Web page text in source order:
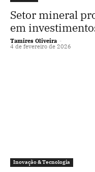
Setor mineral
em
Tamires Oliveira -
4 de fevereiro de 2026
Inovação & Tecnologia